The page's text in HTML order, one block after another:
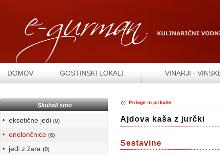
DOMOV GOSTINSKI LOKALI VINARJI -
Skuhali smo
• eksotične jedi (0)
• enolončnice (6)
• jedi z žara (0)
Priloge in prikuhe
Ajdova kaša z jurčki
Sestavine